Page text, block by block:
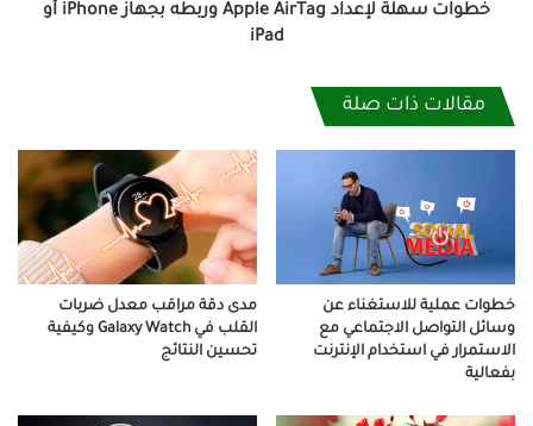
iPad
خطوات سهلة لإعداد Apple AirTag وربطه بجهاز iPhone أو
iPad
مقالات ذات صلة
خطوات عملية للاستغناء عن
وسائل التواصل الاجتماعي مع
الاستمرار في استخدام الإنترنت
بفعالية
مدى دقة مراقب معدل ضربات
القلب في Galaxy Watch وكيفية
تحسين النتائج